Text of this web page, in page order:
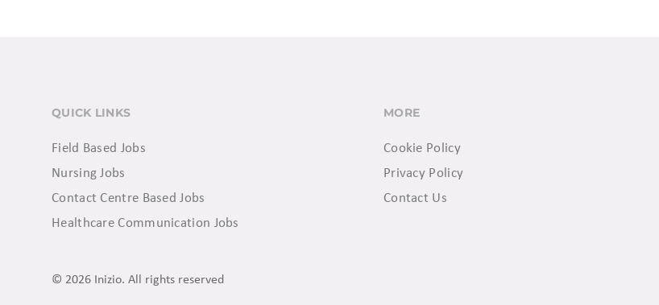
QUICK LINKS
Field Based Jobs
Nursing Jobs
Contact Centre Based Jobs
Healthcare Communication Jobs
MORE
Cookie Policy
Privacy Policy
Contact Us
© 2026 Inizio. All rights reserved